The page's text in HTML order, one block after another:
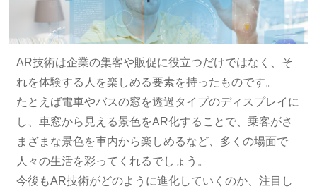
AR技術は企業の集客や販促に役立つだけではなく、そ
れを体験する人を楽しめる要素を持ったものです。
たとえば電車やバスの窓を透過タイプのディスプレイに
し、車窓から見える景色をAR化することで、乗客がさ
まざまな景色を車内から楽しめるなど、多くの場面で
人々の生活を彩ってくれるでしょう。
今後もAR技術がどのように進化していくのか、注目し